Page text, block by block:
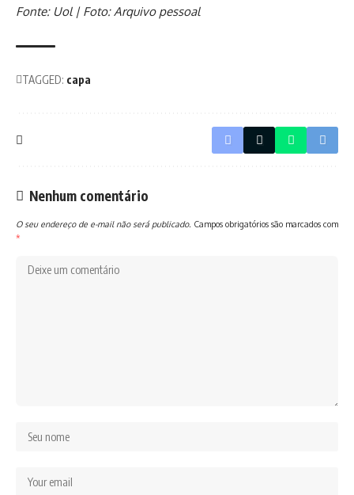
Fonte: Uol | Foto: Arquivo pessoal
TAGGED: capa
Nenhum comentário
O seu endereço de e-mail não será publicado. Campos obrigatórios são marcados com
*